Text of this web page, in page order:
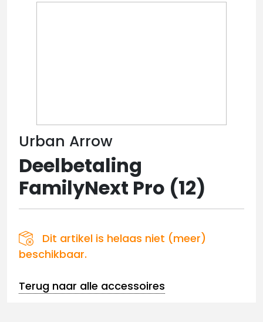
Urban Arrow
Deelbetaling
FamilyNext Pro (12)
Dit artikel is helaas niet (meer)
beschikbaar.
Terug naar alle accessoires